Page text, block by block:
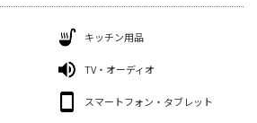
キッチン用品
TV・オーディオ
スマートフォン・タブレット